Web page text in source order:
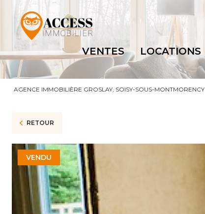
VENTES LOCATIONS
AGENCE IMMOBILIÈRE GROSLAY, SOISY-SOUS-MONTMORENCY
RETOUR
VENDU